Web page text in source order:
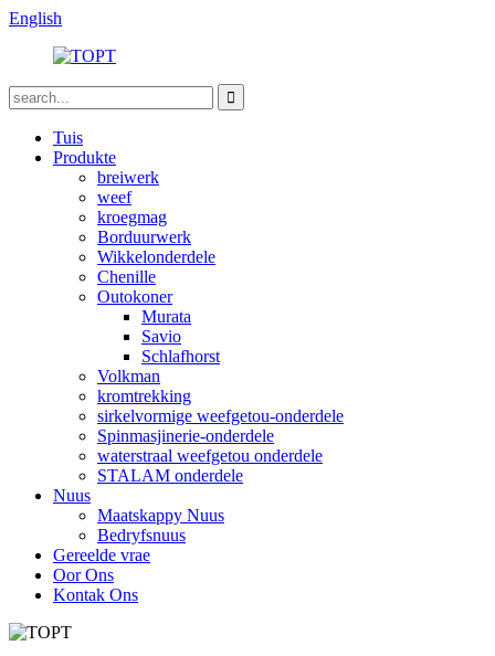
English
Tuis
Produkte
breiwerk
weef
kroegmag
Borduurwerk
Wikkelonderdele
Chenille
Outokoner
Murata
Savio
Schlafhorst
Volkman
kromtrekking
sirkelvormige weefgetou-onderdele
Spinmasjinerie-onderdele
waterstraal weefgetou onderdele
STALAM onderdele
Nuus
Maatskappy Nuus
Bedryfsnuus
Gereelde vrae
Oor Ons
Kontak Ons